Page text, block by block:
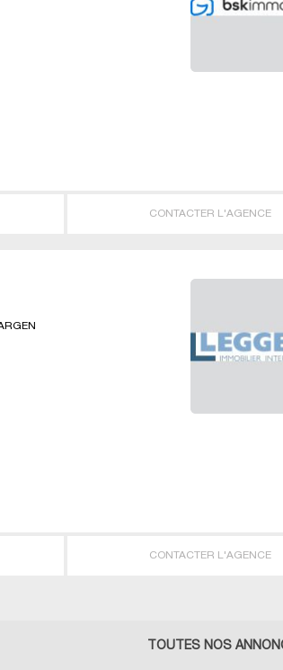
CONTACTER L'AGENCE
CONTACTER L'AGENCE
TOUTES NOS